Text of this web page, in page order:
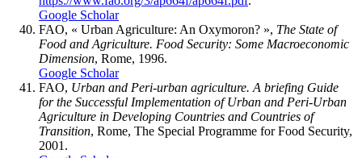
Google Scholar
FAO, « Urban Agriculture: An Oxymoron? », The State of
Food and Agriculture. Food Security: Some Macroeconomic
Dimension, Rome, 1996.
Google Scholar
FAO, Urban and Peri-urban agriculture. A briefing Guide
for the Successful Implementation of Urban and Peri-Urban
Agriculture in Developing Countries and Countries of
Transition, Rome, The Special Programme for Food Security,
2001.